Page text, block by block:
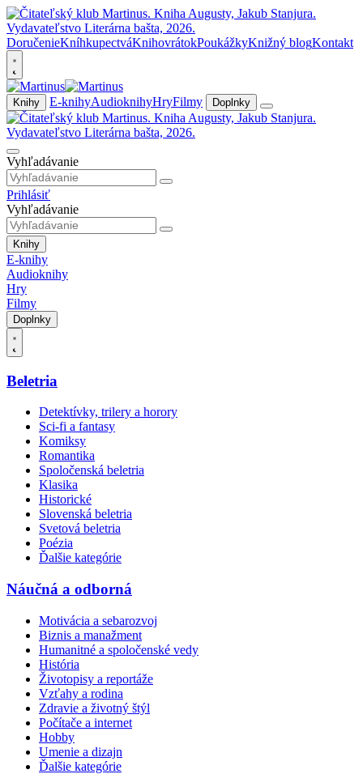
DoručenieKníhkupectváKnihovrátokPoukážkyKnižný blogKontakt
Knihy E-knihyAudioknihyHryFilmy Doplnky
Vyhľadávanie
Prihlásiť
Vyhľadávanie
Knihy
E-knihy
Audioknihy
Hry
Filmy
Doplnky
Beletria
Detektívky, trilery a horory
Sci-fi a fantasy
Komiksy
Romantika
Spoločenská beletria
Klasika
Historické
Slovenská beletria
Svetová beletria
Poézia
Ďalšie kategórie
Náučná a odborná
Motivácia a sebarozvoj
Biznis a manažment
Humanitné a spoločenské vedy
História
Životopisy a reportáže
Vzťahy a rodina
Zdravie a životný štýl
Počítače a internet
Hobby
Umenie a dizajn
Ďalšie kategórie